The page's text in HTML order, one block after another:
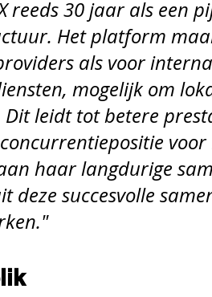
reeds 30 jaar als een
Het platform
als voor
mogelijk om
Dit leidt tot betere
voor
haar langdurige
deze succesvolle